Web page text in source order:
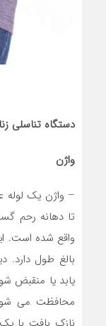
دستگاه تناسلی
واژن
– واژن یک لوله
تا دهانه رحم
واقع شده است.
بالغ طول دارد.
یابد یا منقبض
محافظت می